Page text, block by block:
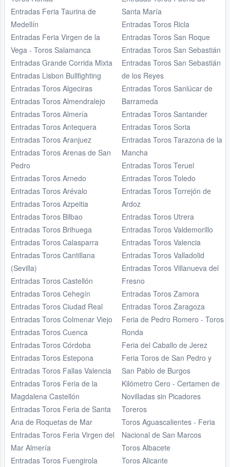
Entradas Feria Taurina de
Medellín
Entradas Feria Virgen de la
Vega - Toros Salamanca
Entradas Grande Corrida Mixta
Entradas Lisbon Bullfighting
Entradas Toros Algeciras
Entradas Toros Almendralejo
Entradas Toros Almería
Entradas Toros Antequera
Entradas Toros Aranjuez
Entradas Toros Arenas de San
Pedro
Entradas Toros Arnedo
Entradas Toros Arévalo
Entradas Toros Azpeitia
Entradas Toros Bilbao
Entradas Toros Brihuega
Entradas Toros Calasparra
Entradas Toros Cantillana
(Sevilla)
Entradas Toros Castellón
Entradas Toros Cehegín
Entradas Toros Ciudad Real
Entradas Toros Colmenar Viejo
Entradas Toros Cuenca
Entradas Toros Córdoba
Entradas Toros Estepona
Entradas Toros Fallas Valencia
Entradas Toros Feria de la
Magdalena Castellón
Entradas Toros Feria de Santa
Ana de Roquetas de Mar
Entradas Toros Feria Virgen del
Mar Almería
Entradas Toros Fuengirola
Santa María
Entradas Toros Ricla
Entradas Toros San Roque
Entradas Toros San Sebastián
Entradas Toros San Sebastián
de los Reyes
Entradas Toros Sanlúcar de
Barrameda
Entradas Toros Santander
Entradas Toros Soria
Entradas Toros Tarazona de la
Mancha
Entradas Toros Teruel
Entradas Toros Toledo
Entradas Toros Torrejón de
Ardoz
Entradas Toros Utrera
Entradas Toros Valdemorillo
Entradas Toros Valencia
Entradas Toros Valladolid
Entradas Toros Villanueva del
Fresno
Entradas Toros Zamora
Entradas Toros Zaragoza
Feria de Pedro Romero - Toros
Ronda
Feria del Caballo de Jerez
Feria Toros de San Pedro y
San Pablo de Burgos
Kilómetro Cero - Certamen de
Novilladas sin Picadores
Toreros
Toros Aguascalientes - Feria
Nacional de San Marcos
Toros Albacete
Toros Alicante